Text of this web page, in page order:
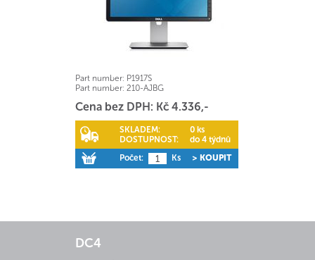
Part number: P1917S
Part number: 210-AJBG
Cena bez DPH: Kč 4.336,-
SKLADEM:
0 ks
DOSTUPNOST:
do 4 týdnů
Počet:
Ks > KOUPIT
DC4